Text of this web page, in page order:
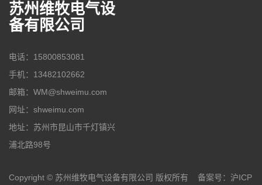
苏州维牧电气设
备有限公司
电话：15800853081
手机：13482102662
邮箱：WM@shweimu.com
网址：shweimu.com
地址：苏州市昆山市千灯镇兴
浦北路98号
Copyright © 苏州维牧电气设备有限公司 版权所有 备案号： 沪ICP